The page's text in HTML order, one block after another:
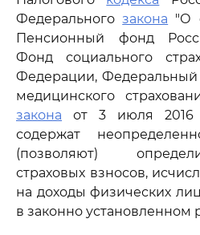
Федеральногозакона "О
Пенсионный фонд
Фонд социального
Федерации, Федеральный
медицинского
закона от 3 июля 2016
содержат
(позволяют)
страховых взносов,
на доходы физических
в законно установленном